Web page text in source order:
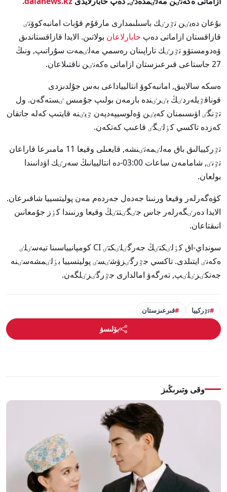
بۇعان دەيٸن تٷرٸك باسىلىمدارى مارقۇم قۇبات امانبەكوۆتٸ
قازاقستان ازاماتى دەپ حابارلاعان بولاتىن. الايدا قازاقستاندىق
ۆەدومستۆو تٷرٸك تاراپىنان رەسمي مەلٸمەت سۇراتىپ, ونىڭ
27 جاستاعى قىرعىزستان ازاماتى ەكەنٸن ناقتىلاعان.
ەسكە سالايىق, امانبەكوۆ انتاليياداعى بەس جۇلدىزدى
قوناقٷيلەردٸڭ بٸرٸندە بارمەن بولىپ جۇمىس ٸستەگەن. ول
تٷنگٸ اۋىسىمنان كەيٸن ۆەلوسيپەدپەن ٷيٸنە قايتىپ كەلە جاتقان
كەزدە تاكسي كٶلٸگٸ قاعىپ كەتكەن.
تٷركييالىق باق مەلٸمەتٸنشە, قايعىلى وقيعا 11 مامىرعا قاراعان
تٷنٸ, شامامەن ساعات 03:00-دە انتالييانىڭ سەرٸك اۋدانىندا
بولعان.
كۋەگەرلەر وقيعا ورنىنا جەدەل جەردەم مەن پوليتسييا شاقىرعان.
الايدا دەرٸگەرلەر جاس جٸگٸتتٸڭ وقيعا ورنىندا كٶز جۇمعانىن
انىقتاعان.
سونداي-اق كٶلٸكتٸڭ جەرگٸلٸكتٸ CI كومپانيياسىنا تيەسٸلٸ
ەكەنٸ ايتىلدى. تاكسي جٷرگٸزۋشٸسٸ پوليتسييا بٶلٸمشەسٸنە
جەتكٸزٸلٸپ, تەرگەۋ امالدارى جٷرگٸزٸلگەن.
تٷركييا قىرعىزستان
بۆلىسۋ
وقى وتىرىڭىز